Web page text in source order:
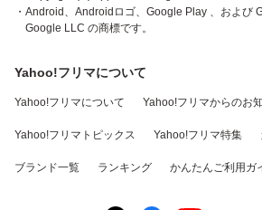
・Android、Androidロゴ、Google Play 、および
Google LLC の商標です。
Yahoo!フリマについて
Yahoo!フリマについて Yahoo!フリマからのお
Yahoo!フリマトピックス Yahoo!フリマ特集
ブランド一覧 ランキング かんたんご利用ガ